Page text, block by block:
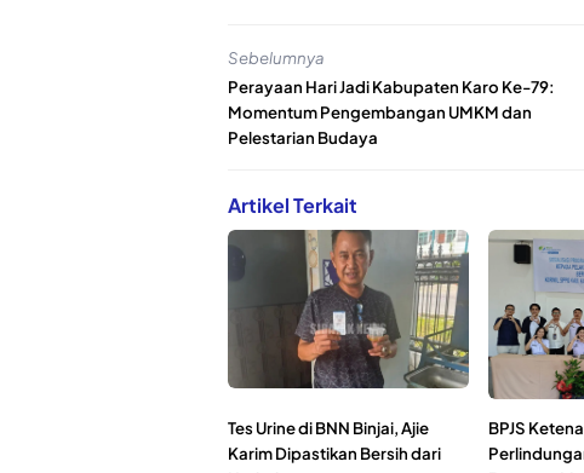
Sebelumnya
Perayaan Hari Jadi Kabupaten Karo Ke-79:
Momentum Pengembangan UMKM dan
Pelestarian Budaya
Artikel Terkait
Tes Urine di BNN Binjai, Ajie
Karim Dipastikan Bersih dari
BPJS